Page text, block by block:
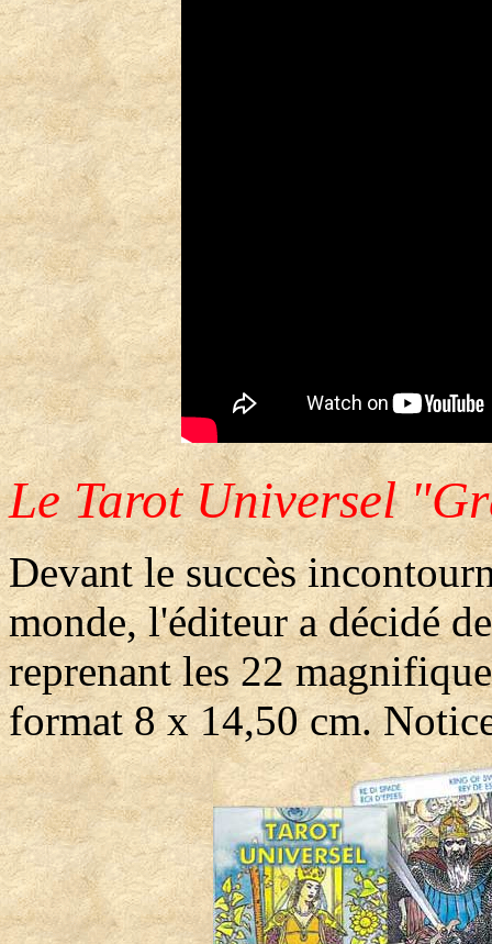
Le Tarot Universel
Devant le succès
monde, l'éditeur a décidé
reprenant les 22
format 8 x 14,50 cm.